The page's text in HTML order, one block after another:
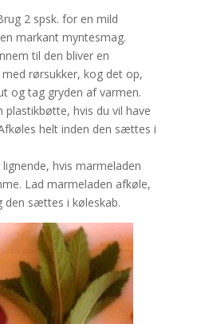
2 spsk. for en mild
markant myntesmag.
til den bliver en
rørsukker, kog det op,
og tag gryden af varmen.
hvis du vil have
helt inden den sættes i
hvis marmeladen
Lad marmeladen afkøle,
sættes i køleskab.